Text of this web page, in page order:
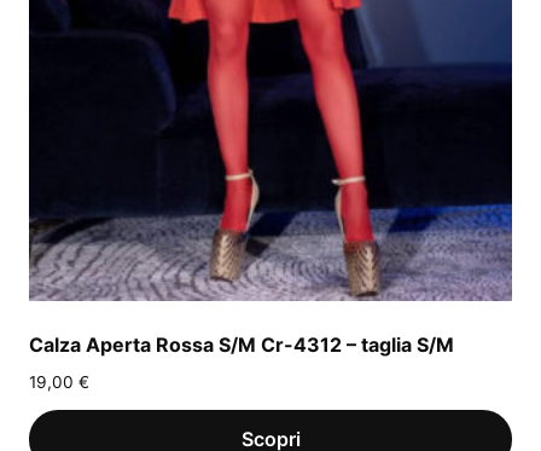
Calza Aperta Rossa S/M Cr-4312 – taglia S/M
19,00 €